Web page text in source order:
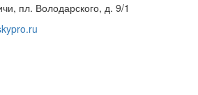
пл. Володарского, д. 9/1